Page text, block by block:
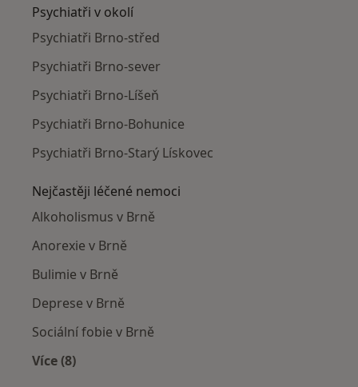
Psychiatři v okolí
Psychiatři Brno-střed
Psychiatři Brno-sever
Psychiatři Brno-Líšeň
Psychiatři Brno-Bohunice
Psychiatři Brno-Starý Lískovec
Nejčastěji léčené nemoci
Alkoholismus v Brně
Anorexie v Brně
Bulimie v Brně
Deprese v Brně
Sociální fobie v Brně
Více (8)